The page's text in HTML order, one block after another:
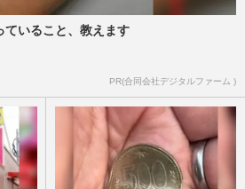
ていること、教えます
PR(合同会社デジタルファーム )